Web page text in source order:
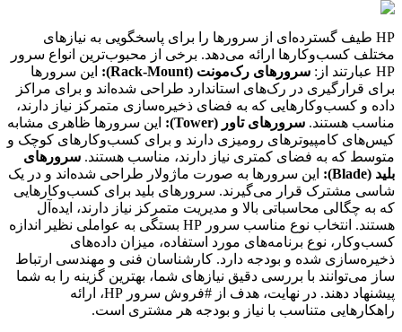
HP طیف گسترده‌ای از سرورها را برای پاسخگویی به نیازهای
مختلف کسب‌وکارها ارائه می‌دهد. برخی از محبوب‌ترین انواع سرور
HP عبارتند از:
سرورهای رک‌مونت (Rack-Mount):
این سرورها
برای قرارگیری در رک‌های استاندارد طراحی شده‌اند و برای مراکز
داده و کسب‌وکارهایی که به فضای ذخیره‌سازی متمرکز نیاز دارند،
مناسب هستند. سرورهای تاور (Tower):
این سرورها ظاهری مشابه
کیس‌های کامپیوترهای رومیزی دارند و برای کسب‌وکارهای کوچک و
متوسط که به فضای کمتری نیاز دارند، مناسب هستند. سرورهای
بلید (Blade):
این سرورها به صورت ماژولار طراحی شده‌اند و در یک
شاسی مشترک قرار می‌گیرند. سرورهای بلید برای کسب‌وکارهایی
که به چگالی محاسباتی بالا و مدیریت متمرکز نیاز دارند، ایده‌آل
هستند. انتخاب نوع مناسب سرور HP بستگی به عواملی نظیر اندازه
کسب‌وکار، نوع برنامه‌های مورد استفاده، میزان داده‌های
ذخیره‌سازی شده و بودجه دارد. کارشناسان فنی و مهندسی ارتباط
ساز می‌توانند با بررسی دقیق نیازهای شما، بهترین گزینه را به شما
پیشنهاد دهند. در نهایت، هدف از #فروش سرور HP، ارائه
راهکارهایی متناسب با نیاز و بودجه هر مشتری است.